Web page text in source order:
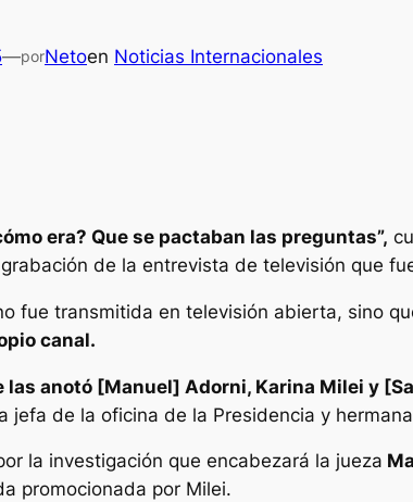
—porNetoen Noticias Internacionales
era? Que se pactaban las preguntas”,
de la entrevista de televisión que
fue transmitida en televisión abierta, sino
canal.
las anotó [Manuel] Adorni, Karina Milei y
jefa de la oficina de la Presidencia y
la investigación que encabezará la jueza
promocionada por Milei.